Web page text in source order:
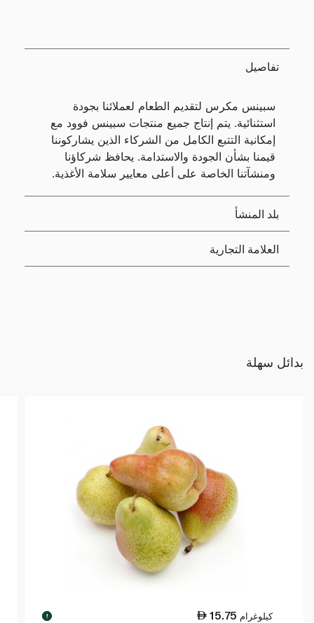
تفاصيل
سبينس مكرس لتقديم الطعام لعملائنا بجودة
استثنائية. يتم إنتاج جميع منتجات سبينس فوود مع
إمكانية التتبع الكامل من الشركاء الذين يشاركوننا
قيمنا بشأن الجودة والاستدامة. يحافظ شركاؤنا
ومنشآتنا الخاصة على أعلى معايير سلامة الأغذية.
بلد المنشأ
العلامة التجارية
بدائل سهلة
15.75 كيلوغرام !